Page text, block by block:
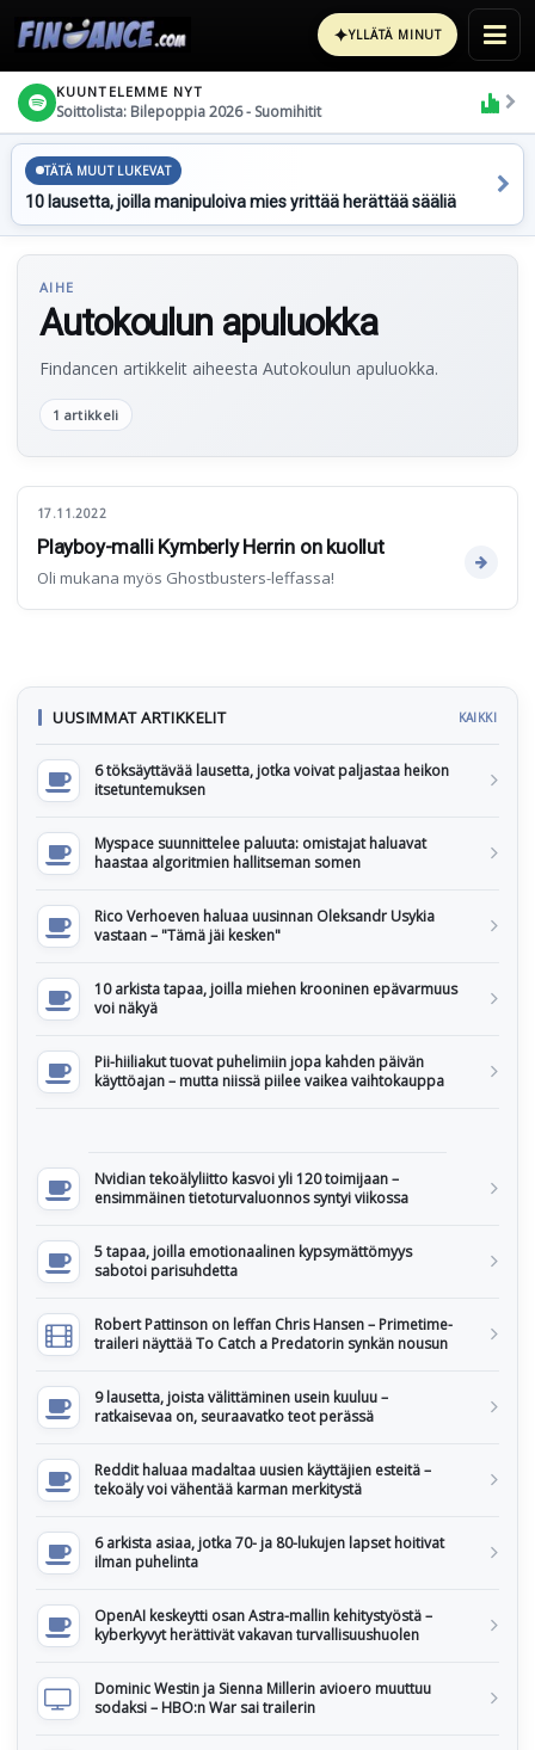
✦YLLÄTÄ MINUT
KUUNTELEMME NYT
Soittolista: Bilepoppia 2026 - Suomihitit
TÄTÄ MUUT LUKEVAT
10 lausetta, joilla manipuloiva mies yrittää herättää sääliä
AIHE
Autokoulun apuluokka
Findancen artikkelit aiheesta Autokoulun apuluokka.
1 artikkeli
17.11.2022
Playboy-malli Kymberly Herrin on kuollut
Oli mukana myös Ghostbusters-leffassa!
UUSIMMAT ARTIKKELIT KAIKKI
6 töksäyttävää lausetta, jotka voivat paljastaa heikon
itsetuntemuksen
Myspace suunnittelee paluuta: omistajat haluavat
haastaa algoritmien hallitseman somen
Rico Verhoeven haluaa uusinnan Oleksandr Usykia
vastaan – "Tämä jäi kesken"
10 arkista tapaa, joilla miehen krooninen epävarmuus
voi näkyä
Pii-hiiliakut tuovat puhelimiin jopa kahden päivän
käyttöajan – mutta niissä piilee vaikea vaihtokauppa
Nvidian tekoälyliitto kasvoi yli 120 toimijaan –
ensimmäinen tietoturvaluonnos syntyi viikossa
5 tapaa, joilla emotionaalinen kypsymättömyys
sabotoi parisuhdetta
Robert Pattinson on leffan Chris Hansen – Primetime-
traileri näyttää To Catch a Predatorin synkän nousun
9 lausetta, joista välittäminen usein kuuluu –
ratkaisevaa on, seuraavatko teot perässä
Reddit haluaa madaltaa uusien käyttäjien esteitä –
tekoäly voi vähentää karman merkitystä
6 arkista asiaa, jotka 70- ja 80-lukujen lapset hoitivat
ilman puhelinta
OpenAI keskeytti osan Astra-mallin kehitystyöstä –
kyberkyvyt herättivät vakavan turvallisuushuolen
Dominic Westin ja Sienna Millerin avioero muuttuu
sodaksi – HBO:n War sai trailerin